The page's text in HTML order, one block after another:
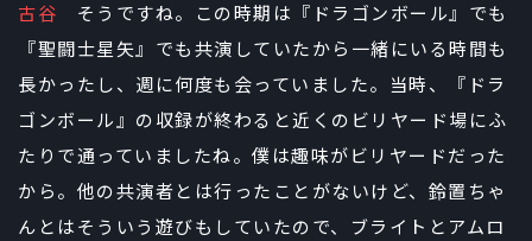
古谷 そうですね。この時期は『ドラゴンボール』でも
『聖闘士星矢』でも共演していたから一緒にいる時間も
長かったし、週に何度も会っていました。当時、『ドラ
ゴンボール』の収録が終わると近くのビリヤード場にふ
たりで通っていましたね。僕は趣味がビリヤードだった
から。他の共演者とは行ったことがないけど、鈴置ちゃ
んとはそういう遊びもしていたので、ブライトとアムロ